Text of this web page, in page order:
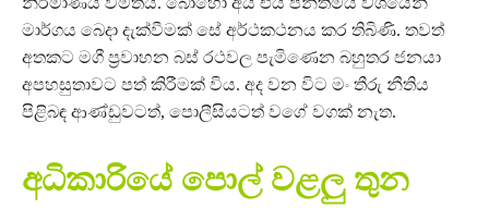
මාර්ගය බෙදා දැක්වීමක් සේ අර්ථකථනය කර තිබිණි. තවත්
අතකට මගී ප්‍රවාහන බස් රථවල පැමිණෙන බහුතර ජනයා
අපහසුතාවට පත් කිරීමක් විය. අද වන විට මං තීරු නීතිය
පිළිබඳ ආණ්ඩුවටත්, පොලීසියටත් වගේ වගක් නැත.
අධිකාරියේ පොල් වළලු තුන